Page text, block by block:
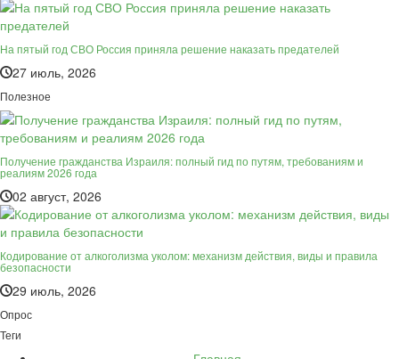
На пятый год СВО Россия приняла решение наказать предателей
27 июль, 2026
Полезное
Получение гражданства Израиля: полный гид по путям, требованиям и
реалиям 2026 года
02 август, 2026
Кодирование от алкоголизма уколом: механизм действия, виды и правила
безопасности
29 июль, 2026
Опрос
Теги